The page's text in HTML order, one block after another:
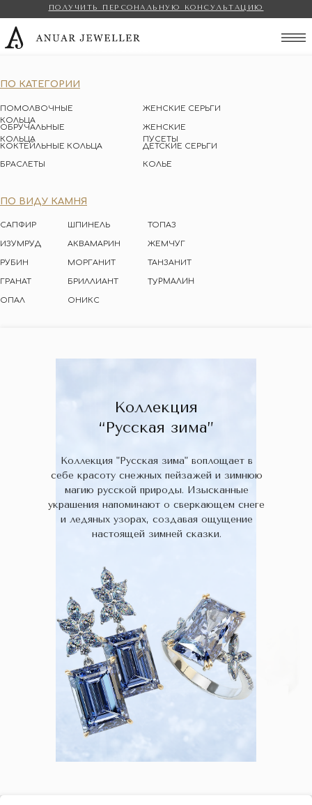
ПОЛУЧИТЬ ПЕРСОНАЛЬНУЮ КОНСУЛЬТАЦИЮ
ПО КАТЕГОРИИ
ПОМОЛВОЧНЫЕ
КОЛЬЦА
ОБРУЧАЛЬНЫЕ
КОЛЬЦА
ЖЕНСКИЕ СЕРЬГИ
КОКТЕЙЛЬНЫЕ КОЛЬЦА
ЖЕНСКИЕ
ПУСЕТЫ
ДЕТСКИЕ СЕРЬГИ
БРАСЛЕТЫ
КОЛЬЕ
ПО ВИДУ КАМНЯ
САПФИР
ИЗУМРУД
ШПИНЕЛЬ
РУБИН
АКВАМАРИН
МОРГАНИТ
ГРАНАТ БРИЛЛИАНТ
ТОПАЗ
ЖЕМЧУГ
ТУРМАЛИН
ТАНЗАНИТ
ОНИКС
ОПАЛ
Коллекция
“Русская зима”
Коллекция "Русская зима" воплощает в
себе красоту снежных пейзажей и зимнюю
магию русской природы. Изысканные
украшения напоминают о сверкающем снеге
и ледяных узорах, создавая ощущение
настоящей зимней сказки.